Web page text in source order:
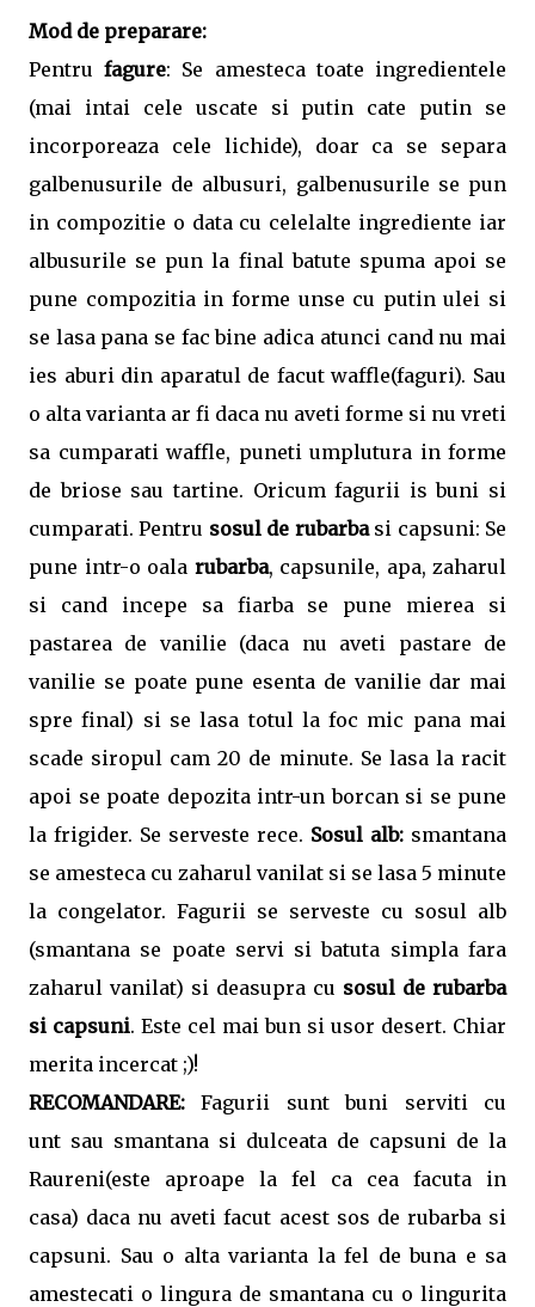
Mod de preparare:
Pentru fagure: Se amesteca toate ingredientele
(mai intai cele uscate si putin cate putin se
incorporeaza cele lichide), doar ca se separa
galbenusurile de albusuri, galbenusurile se pun
in compozitie o data cu celelalte ingrediente iar
albusurile se pun la final batute spuma apoi se
pune compozitia in forme unse cu putin ulei si
se lasa pana se fac bine adica atunci cand nu mai
ies aburi din aparatul de facut waffle(faguri). Sau
o alta varianta ar fi daca nu aveti forme si nu vreti
sa cumparati waffle, puneti umplutura in forme
de briose sau tartine. Oricum fagurii is buni si
cumparati. Pentru sosul de rubarbasi capsuni: Se
pune intr-o oala rubarba, capsunile, apa, zaharul
si cand incepe sa fiarba se pune mierea si
pastarea de vanilie (daca nu aveti pastare de
vanilie se poate pune esenta de vanilie dar mai
spre final) si se lasa totul la foc mic pana mai
scade siropul cam 20 de minute. Se lasa la racit
apoi se poate depozita intr-un borcan si se pune
la frigider. Se serveste rece. Sosul alb: smantana
se amesteca cu zaharul vanilat si se lasa 5 minute
la congelator. Fagurii se serveste cu sosul alb
(smantana se poate servi si batuta simpla fara
zaharul vanilat) si deasupra cu sosul de rubarba
si capsuni. Este cel mai bun si usor desert. Chiar
merita incercat ;)!
RECOMANDARE: Fagurii sunt buni serviti cu
unt sau smantana si dulceata de capsuni de la
Raureni(este aproape la fel ca cea facuta in
casa) daca nu aveti facut acest sos de rubarba si
capsuni. Sau o alta varianta la fel de buna e sa
amestecati o lingura de smantana cu o lingurita